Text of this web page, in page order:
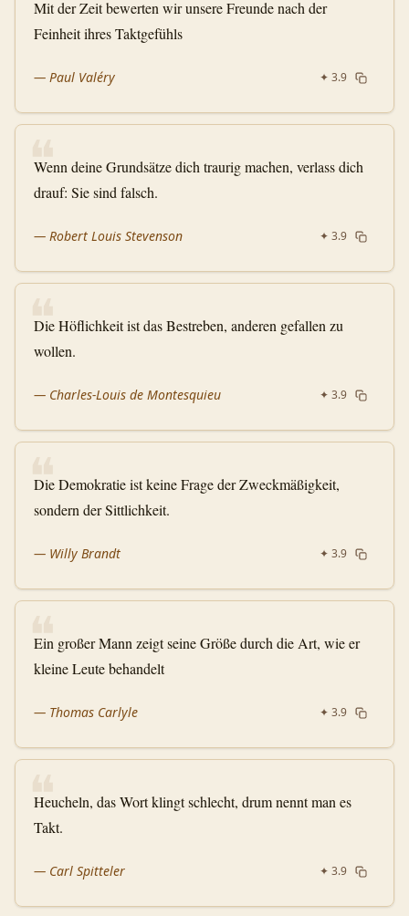
Mit der Zeit bewerten wir unsere Freunde nach der
Feinheit ihres Taktgefühls
— Paul Valéry ✦ 3.9
❝
Wenn deine Grundsätze dich traurig machen, verlass dich
drauf: Sie sind falsch.
— Robert Louis Stevenson ✦ 3.9
❝
Die Höflichkeit ist das Bestreben, anderen gefallen zu
wollen.
— Charles-Louis de Montesquieu ✦ 3.9
❝
Die Demokratie ist keine Frage der Zweckmäßigkeit,
sondern der Sittlichkeit.
— Willy Brandt ✦ 3.9
❝
Ein großer Mann zeigt seine Größe durch die Art, wie er
kleine Leute behandelt
— Thomas Carlyle ✦ 3.9
❝
Heucheln, das Wort klingt schlecht, drum nennt man es
Takt.
— Carl Spitteler ✦ 3.9